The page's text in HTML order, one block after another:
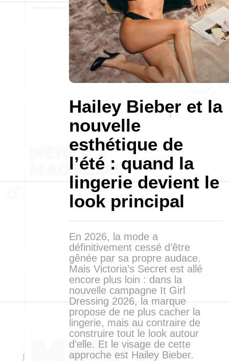
Hailey Bieber et la
nouvelle
esthétique de
l’été : quand la
lingerie devient le
look principal
En 2026, la mode a
définitivement cessé d’être
gênée par sa propre audace.
Mais Victoria’s Secret est allé
encore plus loin : dans la
nouvelle campagne It Girl
Dressing 2026, la marque
propose de ne plus cacher la
lingerie, mais au contraire de
construire tout le look autour
d’elle. Et le visage de cette
approche est Hailey Bieber.